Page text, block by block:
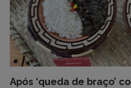
Após ‘queda de braço’